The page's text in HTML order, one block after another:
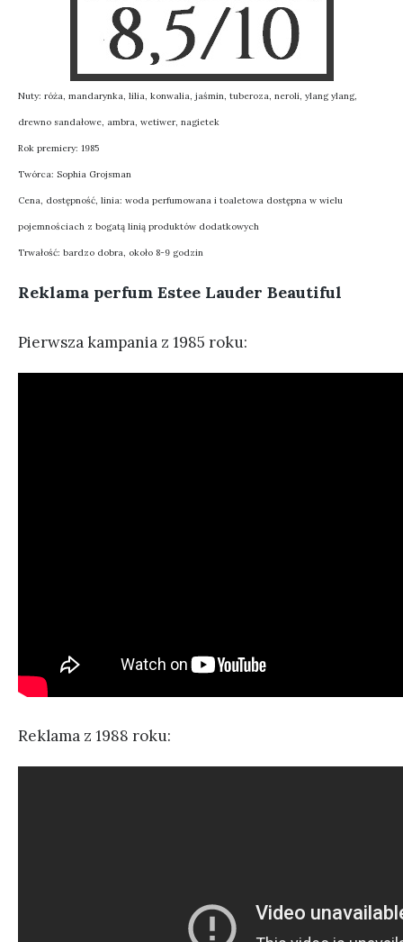
Nuty: róża, mandarynka, lilia, konwalia, jaśmin, tuberoza, neroli, ylang ylang,
drewno sandałowe, ambra, wetiwer, nagietek
Rok premiery: 1985
Twórca: Sophia Grojsman
Cena, dostępność, linia: woda perfumowana i toaletowa dostępna w wielu
pojemnościach z bogatą linią produktów dodatkowych
Trwałość: bardzo dobra, około 8-9 godzin
Reklama perfum Estee Lauder Beautiful
Pierwsza kampania z 1985 roku:
Reklama z 1988 roku: